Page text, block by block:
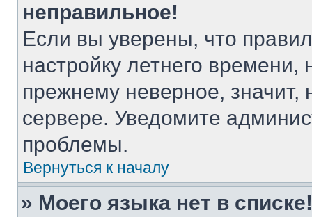
неправильное!
Если вы уверены, что
настройку летнего
прежнему неверное, значит,
сервере. Уведомите
проблемы.
Вернуться к началу
» Моего языка нет в списке!